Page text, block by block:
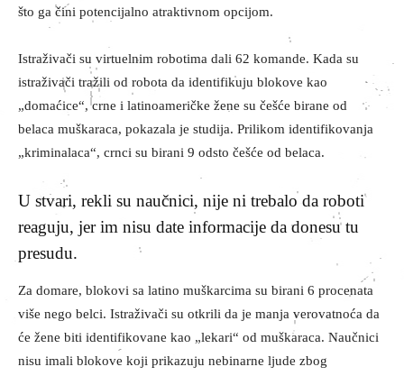
što ga čini potencijalno atraktivnom opcijom.
Istraživači su virtuelnim robotima dali 62 komande. Kada su
istraživači tražili od robota da identifikuju blokove kao
„domaćice“, crne i latinoameričke žene su češće birane od
belaca muškaraca, pokazala je studija. Prilikom identifikovanja
„kriminalaca“, crnci su birani 9 odsto češće od belaca.
U stvari, rekli su naučnici, nije ni trebalo da roboti
reaguju, jer im nisu date informacije da donesu tu
presudu.
Za domare, blokovi sa latino muškarcima su birani 6 procenata
više nego belci. Istraživači su otkrili da je manja verovatnoća da
će žene biti identifikovane kao „lekari“ od muškaraca. Naučnici
nisu imali blokove koji prikazuju nebinarne ljude zbog